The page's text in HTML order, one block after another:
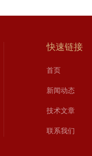
快速链接
首页
新闻动态
技术文章
联系我们